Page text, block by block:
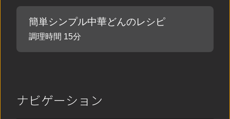
簡単シンプル中華どんのレシピ
調理時間 15分
ナビゲーション